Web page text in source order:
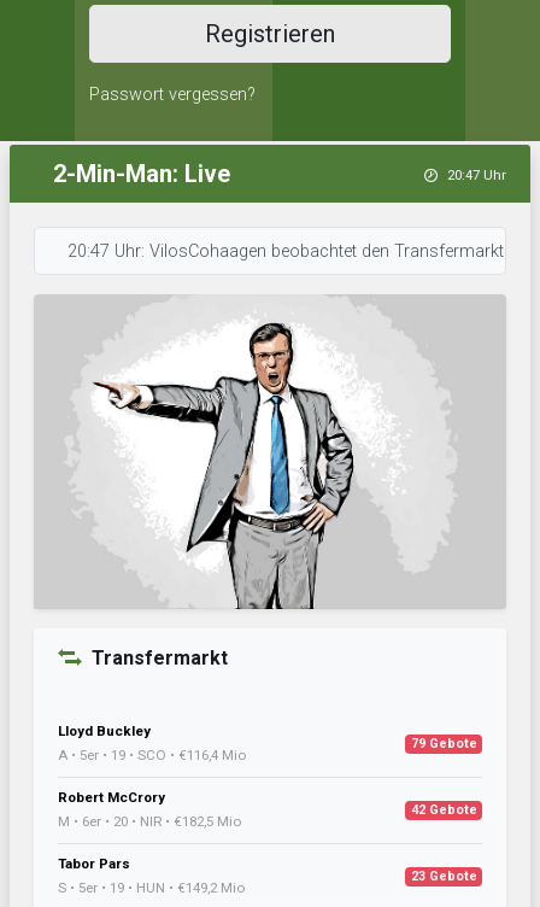
Registrieren
Passwort vergessen?
2-Min-Man: Live 20:47 Uhr
20:47 Uhr: VilosCohaagen beobachtet den Transfermarkt. •
Transfermarkt
Lloyd Buckley
A • 5er • 19 • SCO • €116,4 Mio
79 Gebote
Robert McCrory
M • 6er • 20 • NIR • €182,5 Mio
42 Gebote
Tabor Pars
S • 5er • 19 • HUN • €149,2 Mio
23 Gebote